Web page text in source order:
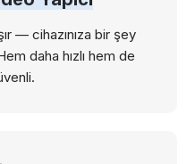
— cihazınıza bir şey
daha hızlı hem de